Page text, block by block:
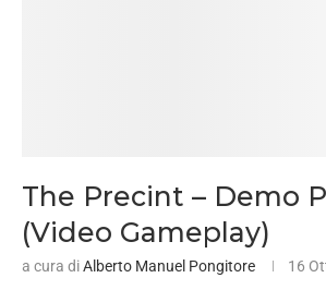
The Precint – Demo
(Video Gameplay)
a cura diAlberto Manuel Pongitore 16